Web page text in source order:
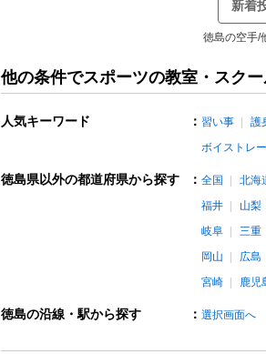
新着
徳島の空手/
他の条件でスポーツの教室・スク
人気キーワード ： 習い事 護
ボイストレ
徳島県以外の都道府県から探す ： 全国 北海
福井
山梨
岐阜
三重
岡山
広島
宮崎
鹿児
徳島の沿線・駅から探す ： 選択画面へ